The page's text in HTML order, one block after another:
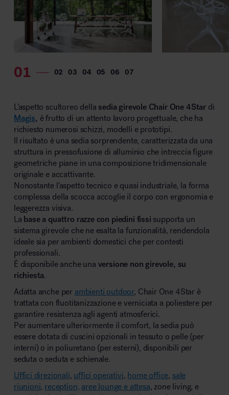
L’aspetto scultoreo della sedia girevole Chair One 4Star di
Magis, è frutto di un attento lavoro progettuale, che ha
richiesto numerosi schizzi, modelli e prototipi.
Il risultato è una sedia sorprendente, caratterizzata da una
struttura in pressofusione di alluminio che intreccia figure
geometriche piane in una composizione tridimensionale
originale e accattivante.
Nonostante l’aspetto tecnico e quasi industriale, la forma
complessa della scocca accoglie il corpo con ergonomia e
leggerezza visiva.
La base a quattro razze con piedini fissi supporta un
sistema girevole che ne esalta la funzionalità, rendendola
ideale sia per ambienti domestici che per contesti
professionali.
È disponibile anche una versione non girevole, su
richiesta.
Adatta anche per ambienti outdoor, Chair One 4Star è
trattata con fluotitanizzazione e verniciata a poliestere per
garantire resistenza agli agenti atmosferici.
Per aumentare ulteriormente il comfort, la sedia può
essere dotata di cuscini opzionali in tessuto o pelle (per
interni) o in poliuretano (per esterni), disponibili per
seduta o seduta e schienale.
Uffici direzionali, uffici operativi, home office, sale
riunioni, reception, aree lounge e attesa, zone living, e